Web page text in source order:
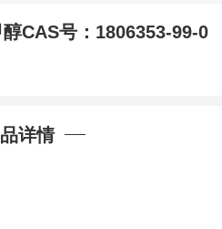
CAS号：1806353-99-0
详情